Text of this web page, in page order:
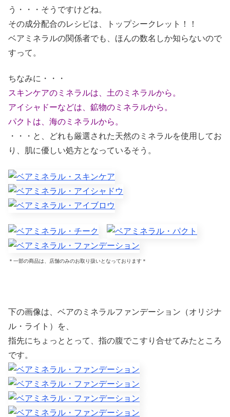
う・・・そうですけどね。
その成分配合のレシピは、トップシークレット！！
ベアミネラルの関係者でも、ほんの数名しか知らないので
すって。
ちなみに・・・
スキンケアのミネラルは、土のミネラルから。
アイシャドーなどは、鉱物のミネラルから。
パクトは、海のミネラルから。
・・・と、どれも厳選された天然のミネラルを使用してお
り、肌に優しい処方となっているそう。
＊一部の商品は、店舗のみのお取り扱いとなっております＊
下の画像は、ベアのミネラルファンデーション（オリジナ
ル・ライト）を、
指先にちょっととって、指の腹でこすり合せてみたところ
です。